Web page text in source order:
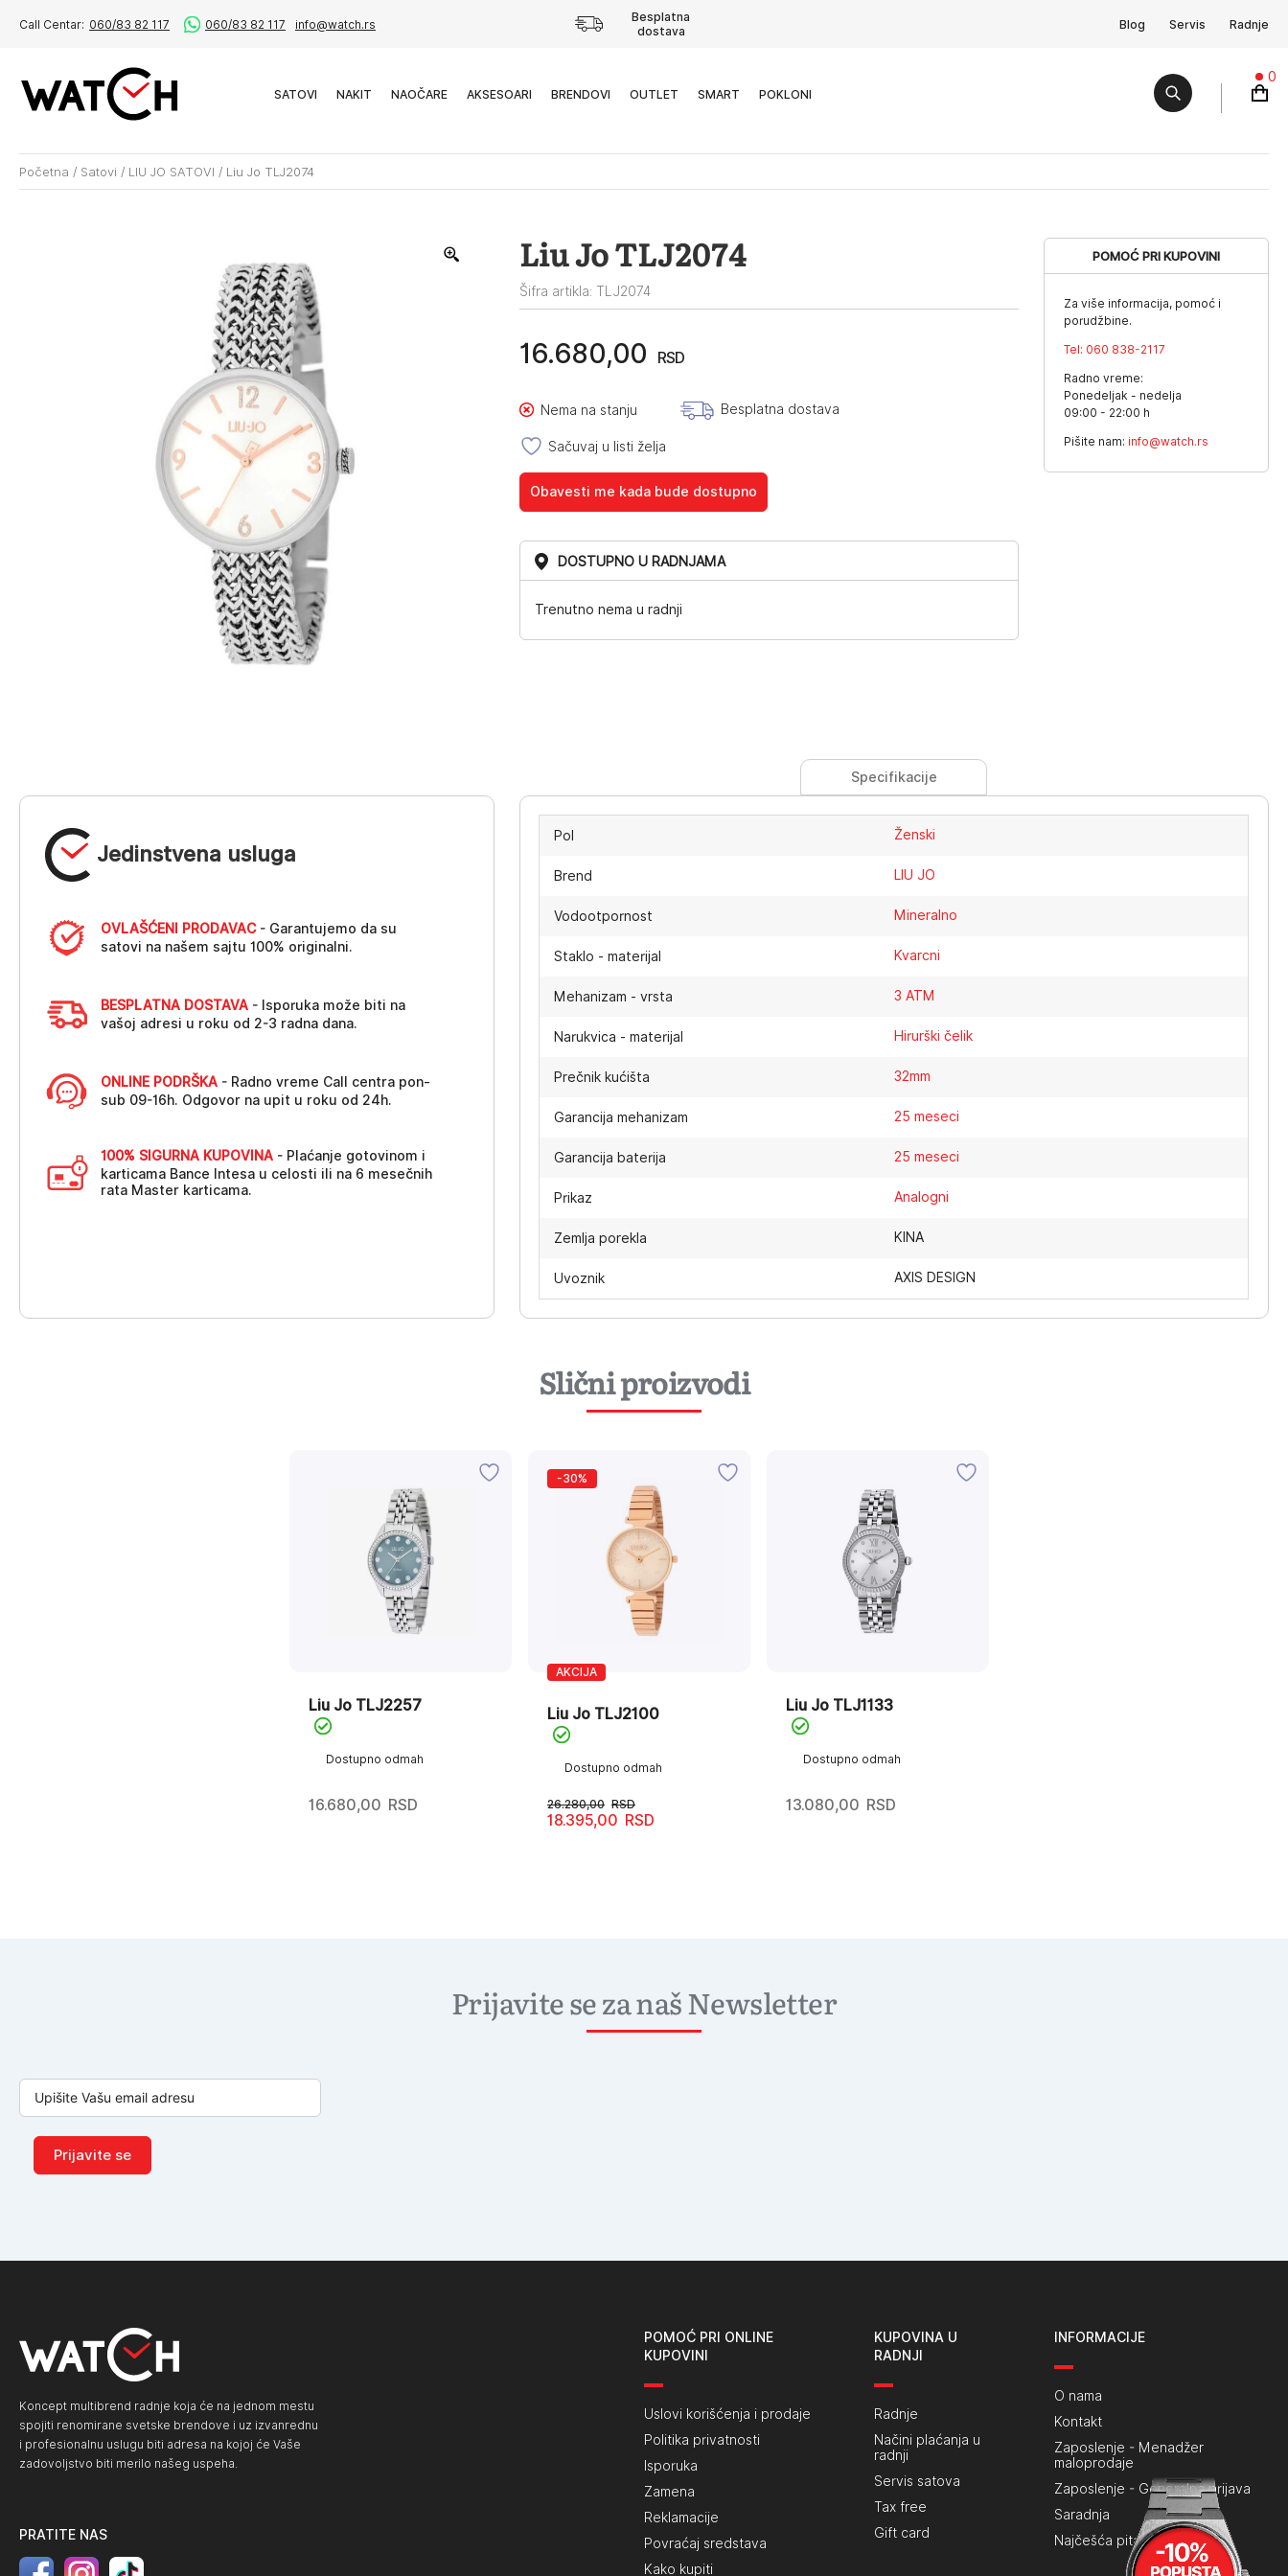
Call Centar: 060/83 82 117 060/83 82 117 info@watch.rs
Besplatna
dostava
Blog Servis Radnje
SATOVI NAKIT NAOČARE AKSESOARI BRENDOVI OUTLET SMART POKLONI
0
Početna / Satovi / LIU JO SATOVI / Liu Jo TLJ2074
Liu Jo TLJ2074
Šifra artikla: TLJ2074
16.680,00 RSD
Nema na stanju Besplatna dostava
Sačuvaj u listi želja
Obavesti me kada bude dostupno
DOSTUPNO U RADNJAMA
Trenutno nema u radnji
POMOĆ PRI KUPOVINI
Za više informacija, pomoć i
porudžbine.
Tel: 060 838-2117
Radno vreme:
Ponedeljak - nedelja
09:00 - 22:00 h
Pišite nam: info@watch.rs
Jedinstvena usluga
OVLAŠĆENI PRODAVAC- Garantujemo da su
satovi na našem sajtu 100% originalni.
BESPLATNA DOSTAVA - Isporuka može biti na
vašoj adresi u roku od 2-3 radna dana.
ONLINE PODRŠKA - Radno vreme Call centra pon-
sub 09-16h. Odgovor na upit u roku od 24h.
100% SIGURNA KUPOVINA - Plaćanje gotovinom i
karticama Bance Intesa u celosti ili na 6 mesečnih
rata Master karticama.
Specifikacije
Pol Ženski
Brend LIU JO
Vodootpornost Mineralno
Staklo - materijal Kvarcni
Mehanizam - vrsta 3 ATM
Narukvica - materijal Hirurški čelik
Prečnik kućišta 32mm
Garancija mehanizam 25 meseci
Garancija baterija 25 meseci
Prikaz Analogni
Zemlja porekla KINA
Uvoznik AXIS DESIGN
Slični proizvodi
Dostupno odmah
Liu Jo TLJ2257
16.680,00 RSD
-30%
Dostupno odmah
AKCIJA
Liu Jo TLJ2100
26.280,00 RSD
Originalna
18.395,00 RSD
Trenutna
Dostupno odmah
Liu Jo TLJ1133
13.080,00 RSD
Prijavite se za naš Newsletter
Prijavite se
Koncept multibrend radnje koja će na jednom mestu
spojiti renomirane svetske brendove i uz izvanrednu
i profesionalnu uslugu biti adresa na kojoj će Vaše
zadovoljstvo biti merilo našeg uspeha.
PRATITE NAS
POMOĆ PRI ONLINE
KUPOVINI
Uslovi korišćenja i prodaje
Politika privatnosti
Isporuka
Zamena
Reklamacije
Povraćaj sredstava
Kako kupiti
KUPOVINA U
RADNJI
Radnje
Načini plaćanja u
radnji
Servis satova
Tax free
Gift card
INFORMACIJE
O nama
Kontakt
Zaposlenje - Menadžer
maloprodaje
Zaposlenje - Generalna prijava
Saradnja
Najčešća pitanja